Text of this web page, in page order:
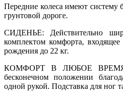
Передние колеса имеют систему
грунтовой дороге.
СИДЕНЬЕ: Действительно
комплектом комфорта,
рождения до 22 кг.
КОМФОРТ В ЛЮБОЕ ВРЕМЯ:
бесконечном положении
одной рукой. Подставка для ног